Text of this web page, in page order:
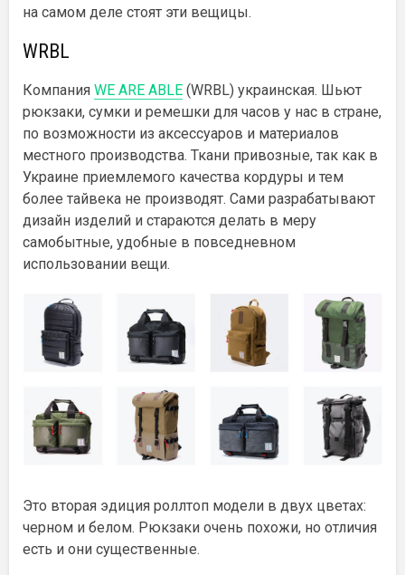
на самом деле стоят эти вещицы.
WRBL
Компания WE ARE ABLE (WRBL) украинская. Шьют
рюкзаки, сумки и ремешки для часов у нас в стране,
по возможности из аксессуаров и материалов
местного производства. Ткани привозные, так как в
Украине приемлемого качества кордуры и тем
более тайвека не производят. Сами разрабатывают
дизайн изделий и стараются делать в меру
самобытные, удобные в повседневном
использовании вещи.
Это вторая эдиция роллтоп модели в двух цветах:
черном и белом. Рюкзаки очень похожи, но отличия
есть и они существенные.